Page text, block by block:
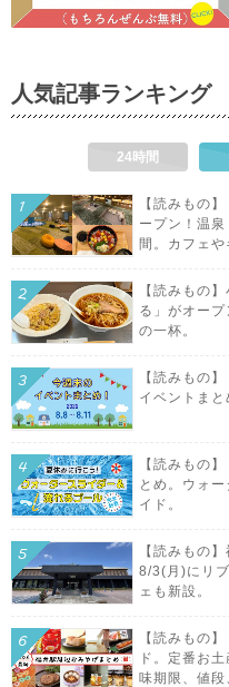
人気記事ランキング
24時間
【読みもの
ープン！温
間。カフェや
【読みもの
る」がオー
の一杯。
【読みもの
イベントまと
【読みもの
とめ。ウォ
イド。
【読みもの
8/3(月)にリ
ェも新設。
【読みもの
ド。定番お
味期限、値段